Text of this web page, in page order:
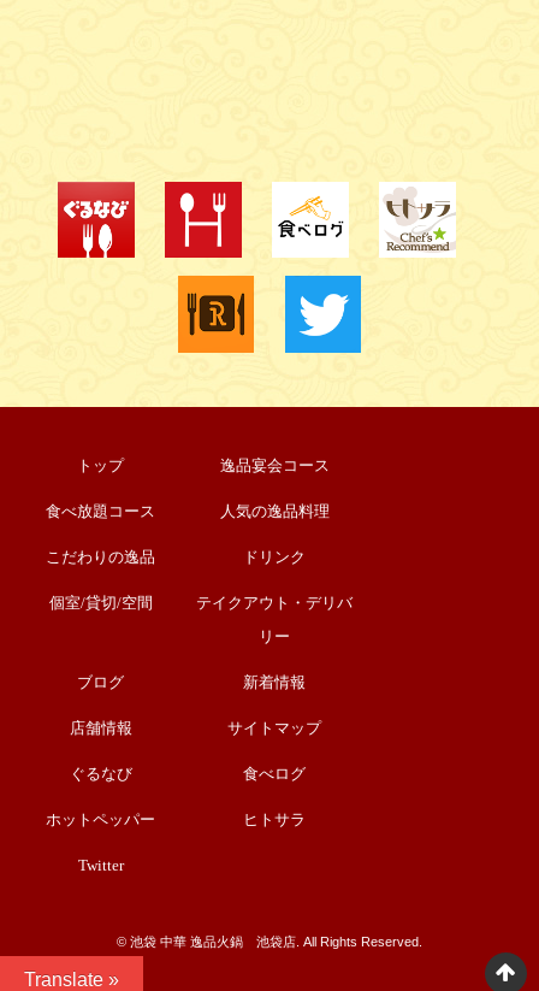
トップ 逸品宴会コース
食べ放題コース 人気の逸品料理
こだわりの逸品 ドリンク
個室/貸切/空間
テイクアウト・デリバ
リー
ブログ 新着情報
店舗情報 サイトマップ
ぐるなび 食べログ
ホットペッパー ヒトサラ
Twitter
©︎ 池袋 中華 逸品火鍋 池袋店. All Rights Reserved.
Translate »